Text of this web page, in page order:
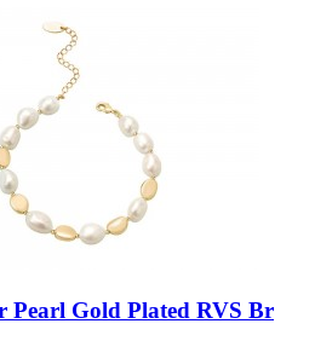
Pearl Gold Plated RVS Br